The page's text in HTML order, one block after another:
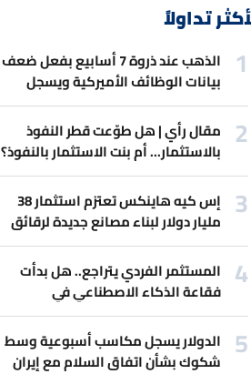
تداولاً
الذهب عند ذروة 7 أسابيع بفعل ضعف
بيانات الوظائف الأميركية ويسجل
أفضل مكاسب أسبوعية
مقال رأي | هل طوّعت قطر النفوذ
بالاستثمار... أم بنت الاستثمار بالنفوذ؟
إس كيه هاينكس تعتزم استثمار 38
مليار دولار لبناء مصانع جديدة لرقائق
الذاكرة
المستثمر الفردي يتراجع.. هل بدأت
فقاعة الذكاء الاصطناعي في
الانكماش؟
الدولار يسجل مكاسب أسبوعية وسط
شكوك بشأن اتفاق السلام مع إيران